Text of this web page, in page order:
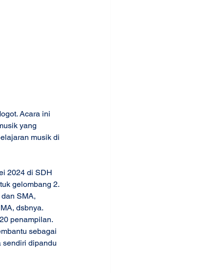
Acara ini
yang
musik di
2024 di SDH
gelombang 2.
SMA,
dsbnya.
penampilan.
sebagai
sendiri dipandu